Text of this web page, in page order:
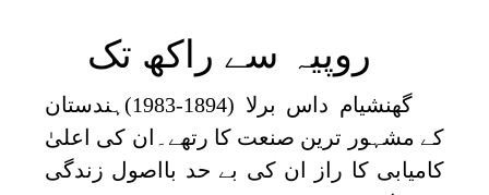
روپیہ سے راکھ تک
گھنشیام داس برلا (1894-1983)ہندستان
کے مشہور ترین صنعت کا رتھے۔ان کی اعلیٰ
کامیابی کا راز ان کی بے حد بااصول زندگی